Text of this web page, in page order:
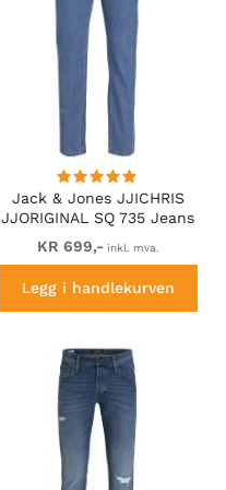
Jack & Jones JJICHRIS
JJORIGINAL SQ 735 Jeans
Blue Denim
KR 699,- inkl. mva.
Legg i handlekurven